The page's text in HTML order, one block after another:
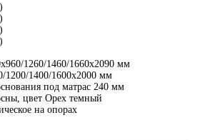
1260/1460/1660х2090 мм
1200/1400/1600х2000 мм
под матрас 240 мм
цвет Орех темный
на опорах